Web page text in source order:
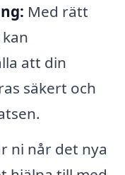
Med rätt
att din
säkert och
ni når det nya